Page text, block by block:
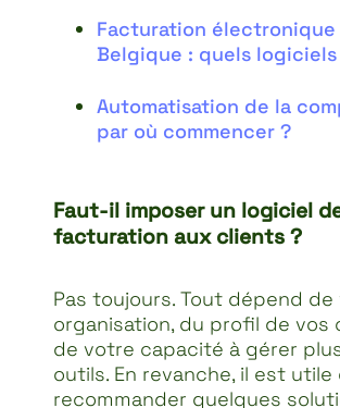
Facturation électronique
Belgique : quels logiciels
Automatisation de la
par où commencer ?
Faut-il imposer un logiciel
facturation aux clients ?
Pas toujours. Tout dépend
organisation, du profil de vos
de votre capacité à gérer
outils. En revanche, il est utile
recommander quelques